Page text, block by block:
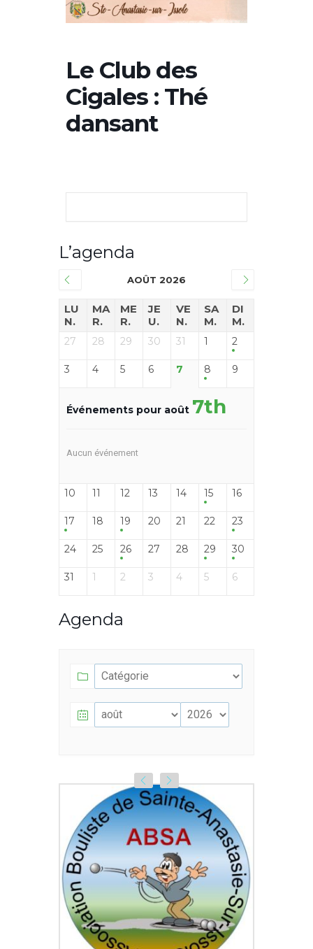
Le Club des
Cigales : Thé
dansant
L’agenda
AOÛT 2026
LU
N.
MA
R.
ME
R.
JE
U.
VE
N.
SA
M.
DI
M.
27 28 29 30 31 1 2
3 4 5 6 7 8 9
Événements pour août 7th
Aucun événement
10 11 12 13 14 15 16
17 18 19 20 21 22 23
24 25 26 27 28 29 30
31 1 2 3 4 5 6
Agenda